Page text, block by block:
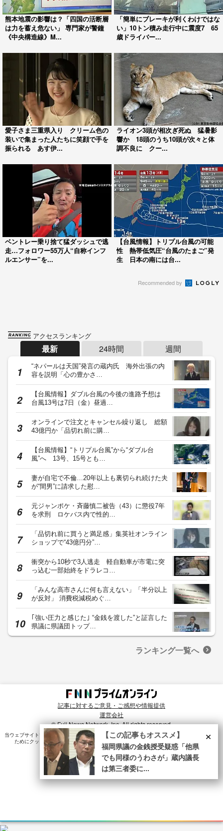
熊本地震の影響は？「四国の活断層
は力を蓄え危ない」 専門家が警鐘
《中央構造線》M...
「簡単にブレーキが利くわけではな
い」10トン積み走行中に震度7 65
歳ドライバー...
愛子さま三重県入り クリーム色の
装いで集まった人たちに笑顔で手を
振られる あす伊...
ライオン3頭が相次ぎ死ぬ 猛暑影
響か 18頭のうち10頭が次々と体
調不良に クー...
ベントレー乗り捨て猛ダッシュで逃
走…フォロワー55万人“自称インフ
ルエンサー”を...
【台風情報】トリプル台風の可能
性 熱帯低気圧“台風のたまご”発
生 日本の南には台...
Recommended by
アクセスランキング
最新 24時間 週間
“ネパールは天国”発言の蔵内氏 海外出張の内
容を説明「心の豊かさ…
【台風情報】ダブル台風の今後の進路予想は
台風13号は7日（金）昼過…
オンラインで注文とキャンセル繰り返し 総額
43億円か「品切れ前に購…
【台風情報】“トリプル台風”から“ダブル台
風”へ 13号、15号とも…
妻が自宅で不倫…20年以上も裏切られ続けた夫
が“間男”に請求した慰…
元ジャンポケ・斉藤慎二被告（43）に懲役7年
を求刑 ロケバス内で性的…
「品切れ前に買うと満足感」集英社オンライン
ショップで“43億円分”…
衝突から10秒で3人逃走 軽自動車が市電に突
っ込む一部始終をドラレコ…
「みんな高市さんに何も言えない」「半分以上
が反対」 消費税減税めぐ…
｢強い圧力と感じた｣ “金銭を渡した”と証言した
県議に県議団トップ…
ランキング一覧へ
記事に対するご意見・ご感想や情報提供
運営会社
© Fuji News Network, Inc. All rights reserved.
当ウェブサイトでは、ユーザのニーズ・興味・関⼼に合致したコンテンツや広告配信を提供する
ためにクッキーを使⽤しています。詳細は、プライバシーポリシー をご確認ください。×
【この記事もオススメ】
福岡県議の金銭授受疑惑「他県
でも同様のうわさが」蔵内議長
は第三者委に...